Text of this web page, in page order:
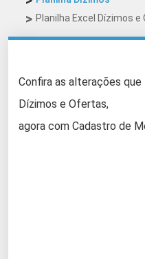
Planilha Excel Dízimos
Confira as alterações
Dízimos e Ofertas,
agora com Cadastro de